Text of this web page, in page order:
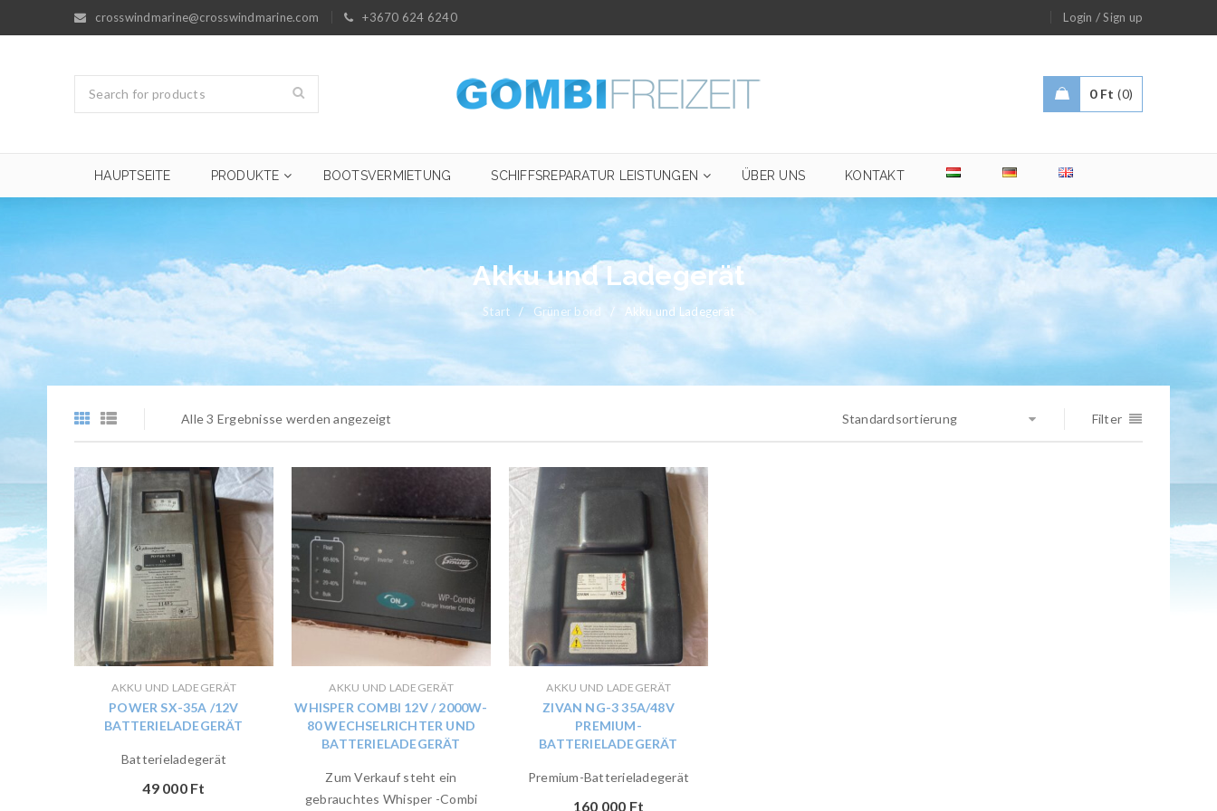
crosswindmarine@crosswindmarine.com +3670 624 6240 Login /Sign up
0 Ft 0
HAUPTSEITE PRODUKTE BOOTSVERMIETUNG SCHIFFSREPARATUR LEISTUNGEN ÜBER UNS KONTAKT
Akku und Ladegerät
Start / Grüner bord / Akku und Ladegerät
Alle 3 Ergebnisse werden angezeigt Filter
Standardsortierung
AKKU UND LADEGERÄT
POWER SX-35A /12V
BATTERIELADEGERÄT
Batterieladegerät
49 000 Ft
AKKU UND LADEGERÄT
WHISPER COMBI 12V / 2000W-
80 WECHSELRICHTER UND
BATTERIELADEGERÄT
Zum Verkauf steht ein
gebrauchtes Whisper -Combi
AKKU UND LADEGERÄT
ZIVAN NG-3 35A/48V
PREMIUM-
BATTERIELADEGERÄT
Premium-Batterieladegerät
160 000 Ft